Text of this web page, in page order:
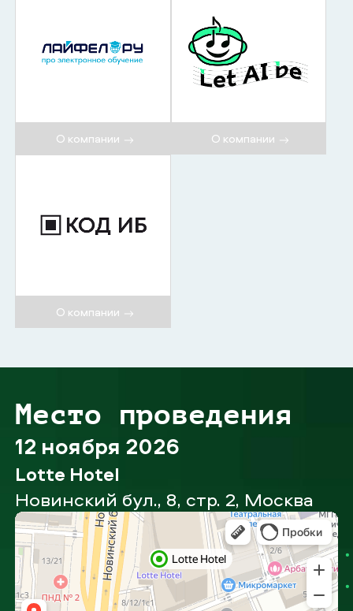
О компании О компании
О компании
Место проведения
12 ноября 2026
Lotte Hotel
Новинский бул., 8, стр. 2, Москва